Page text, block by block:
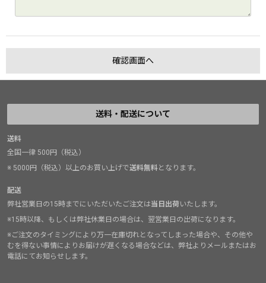
送料・配送について
送料
全国一律 500円（税込）
※ 5000円（税込）以上のお買い上げで送料無料となります。
配送
弊社営業日の15時までにいただいたご注文は当日出荷いたします。
※15時以降、もしくは弊社休業日の場合は、翌営業日の出荷になります。
※ご注文のタイミングにより万一在庫切れとなってしまった場合や、その他や
むを得ない事情によりお届けが遅くなる場合などは、弊社よりメールまたはお
電話にてお知らせします。